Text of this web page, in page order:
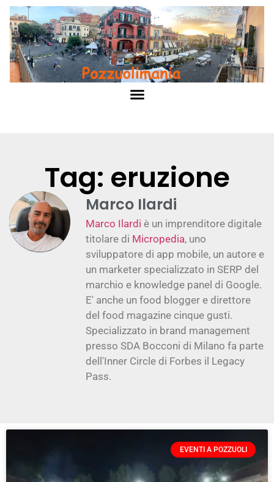
Tag: eruzione
Marco Ilardi
Marco Ilardi è un imprenditore digitale
titolare di Micropedia, uno
sviluppatore di app mobile, un autore e
un marketer specializzato in SERP del
marchio e knowledge panel di Google.
E' anche un food blogger e direttore
del food magazine cinque gusti.
Specializzato in brand management
presso SDA Bocconi di Milano fa parte
dell'Inner Circle di Forbes il Legacy
Pass.
EVENTI A POZZUOLI